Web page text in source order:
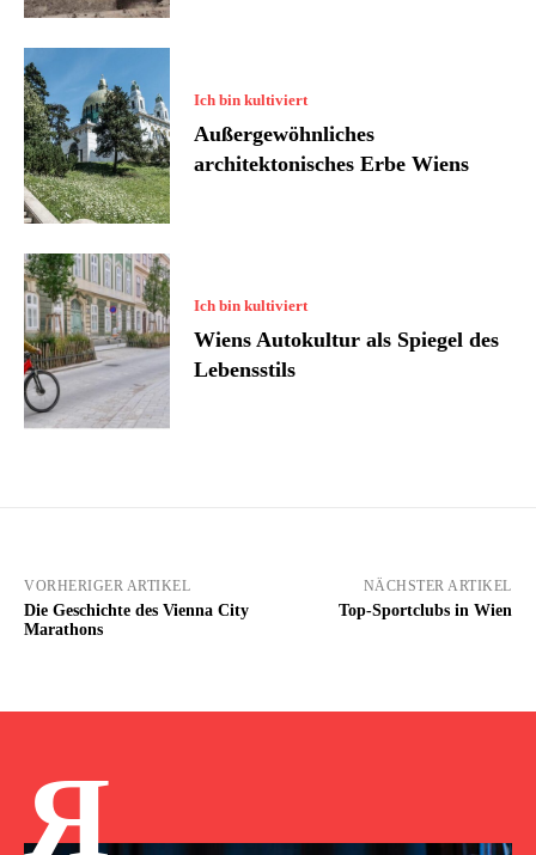
Ich bin kultiviert
Außergewöhnliches
architektonisches Erbe Wiens
Ich bin kultiviert
Wiens Autokultur als Spiegel des
Lebensstils
VORHERIGER ARTIKEL
Die Geschichte des Vienna City
Marathons
NÄCHSTER ARTIKEL
Top-Sportclubs in Wien
Я